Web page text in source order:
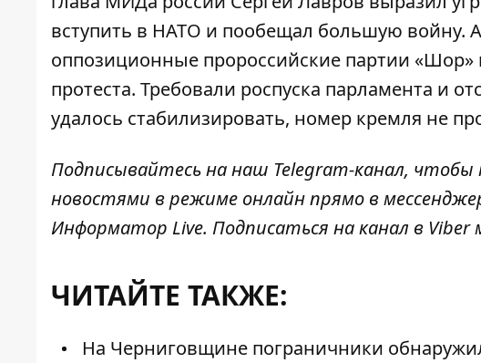
вступить в НАТО и пообещал большую войну.
оппозиционные пророссийские партии «Шор»
протеста. Требовали роспуска парламента и
удалось стабилизировать, номер кремля не
Подписывайтесь на наш Telegram-канал, чтобы
новостями в режиме онлайн прямо в
Информатор Live. Подписаться на канал в
ЧИТАЙТЕ ТАКЖЕ:
На Черниговщине пограничники